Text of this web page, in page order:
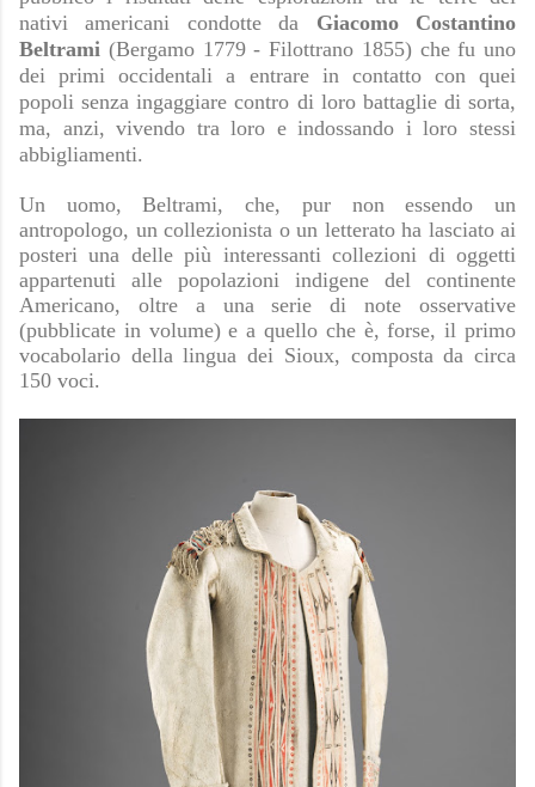
nativi americani condotte da Giacomo Costantino
Beltrami (Bergamo 1779 - Filottrano 1855) che fu uno
dei primi occidentali a entrare in contatto con quei
popoli senza ingaggiare contro di loro battaglie di sorta,
ma, anzi, vivendo tra loro e indossando i loro stessi
abbigliamenti.
Un uomo, Beltrami, che, pur non essendo un
antropologo, un collezionista o un letterato ha lasciato ai
posteri una delle più interessanti collezioni di oggetti
appartenuti alle popolazioni indigene del continente
Americano, oltre a una serie di note osservative
(pubblicate in volume) e a quello che è, forse, il primo
vocabolario della lingua dei Sioux, composta da circa
150 voci.